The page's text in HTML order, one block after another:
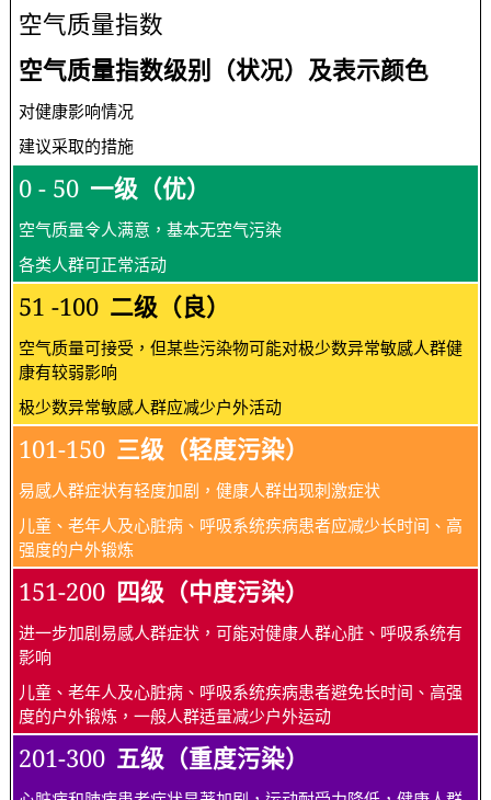
空气质量指数
空气质量指数级别（状况）及表示颜色
对健康影响情况
建议采取的措施
0 - 50 一级（优）
空气质量令人满意，基本无空气污染
各类人群可正常活动
51 -100 二级（良）
空气质量可接受，但某些污染物可能对极少数异常敏感人群健
康有较弱影响
极少数异常敏感人群应减少户外活动
101-150 三级（轻度污染）
易感人群症状有轻度加剧，健康人群出现刺激症状
儿童、老年人及心脏病、呼吸系统疾病患者应减少长时间、高
强度的户外锻炼
151-200 四级（中度污染）
进一步加剧易感人群症状，可能对健康人群心脏、呼吸系统有
影响
儿童、老年人及心脏病、呼吸系统疾病患者避免长时间、高强
度的户外锻炼，一般人群适量减少户外运动
201-300 五级（重度污染）